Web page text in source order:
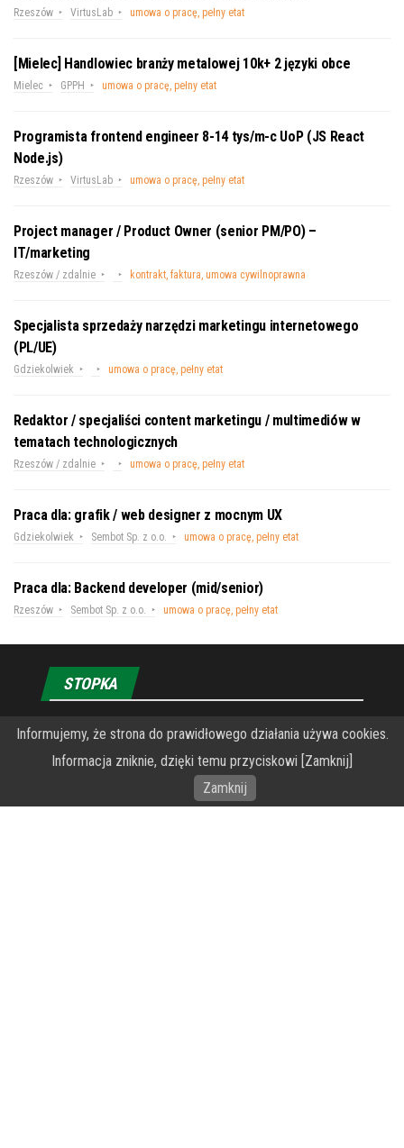
Rzeszów VirtusLab umowa o pracę, pełny etat
[Mielec] Handlowiec branży metalowej 10k+ 2 języki obce
Mielec GPPH umowa o pracę, pełny etat
Programista frontend engineer 8-14 tys/m-c UoP (JS React
Node.js)
Rzeszów VirtusLab umowa o pracę, pełny etat
Project manager / Product Owner (senior PM/PO) –
IT/marketing
Rzeszów / zdalnie kontrakt, faktura, umowa cywilnoprawna
Specjalista sprzedaży narzędzi marketingu internetowego
(PL/UE)
Gdziekolwiek umowa o pracę, pełny etat
Redaktor / specjaliści content marketingu / multimediów w
tematach technologicznych
Rzeszów / zdalnie umowa o pracę, pełny etat
Praca dla: grafik / web designer z mocnym UX
Gdziekolwiek Sembot Sp. z o.o. umowa o pracę, pełny etat
Praca dla: Backend developer (mid/senior)
Rzeszów Sembot Sp. z o.o. umowa o pracę, pełny etat
STOPKA
O Fundacji PRZEkarpacie
Wykonanie portalu – specjaliści stron www WordPress
Informujemy, że strona do prawidłowego działania używa cookies.
Informacja zniknie, dzięki temu przyciskowi [Zamknij]
Zamknij